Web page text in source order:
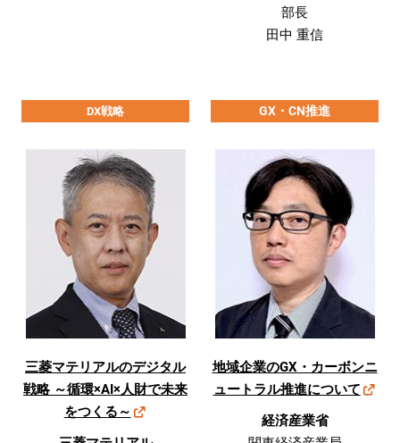
部長
田中 重信
DX戦略
三菱マテリアルのデジタル
戦略 ～循環×AI×人財で未来
をつくる～
GX・CN推進
地域企業のGX・カーボンニ
ュートラル推進について
経済産業省